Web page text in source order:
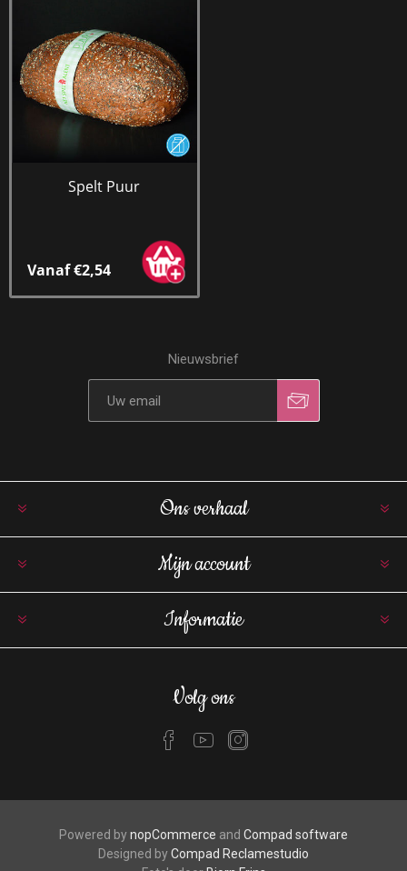
Spelt Puur
Vanaf €2,54
Nieuwsbrief
Ons verhaal
Mijn account
Informatie
Volg ons
Powered bynopCommerce and Compad software
Designed byCompad Reclamestudio